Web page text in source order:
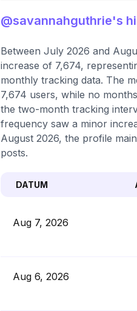
@savannahguthrie's
Between July 2026 and
increase of 7,674,
monthly tracking data. The
7,674 users, while no
the two-month tracking
frequency saw a minor
August 2026, the profile
posts.
DATUM
Aug 7, 2026
Aug 6, 2026